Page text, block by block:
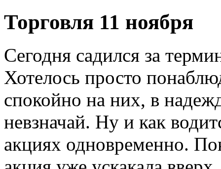
Торговля 11 ноября
Сегодня садился за
Хотелось просто
спокойно на них, в
невзначай. Ну и как
акциях одновременно.